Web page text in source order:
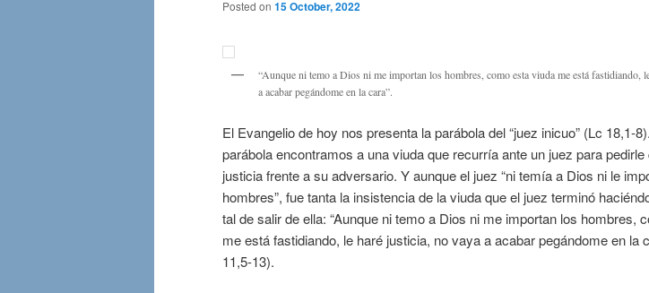
Posted on 15 October, 2022
“Aunque ni temo a Dios ni me importan los hombres, como esta viuda me está fastidiando,
a acabar pegándome en la cara”.
El Evangelio de hoy nos presenta la parábola del “juez inicuo” (Lc 18,1-
parábola encontramos a una viuda que recurría ante un juez para pedirle
justicia frente a su adversario. Y aunque el juez “ni temía a Dios ni le
hombres”, fue tanta la insistencia de la viuda que el juez terminó
tal de salir de ella: “Aunque ni temo a Dios ni me importan los hombres,
me está fastidiando, le haré justicia, no vaya a acabar pegándome en la
11,5-13).